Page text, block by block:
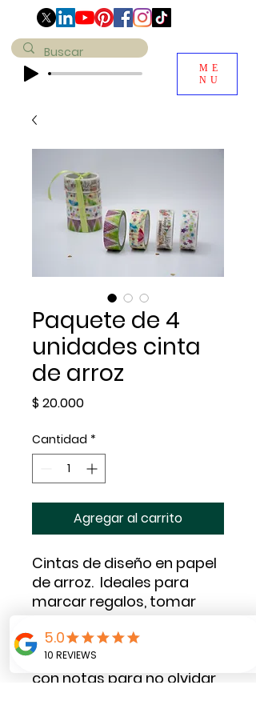
ME
NU
Paquete de 4
unidades cinta
de arroz
$ 20.000Precio
Cantidad *
Agregar al carrito
Cintas de diseño en papel
de arroz. Ideales para
marcar regalos, tomar
tus viajes pegar tickets,
folletos y fotografias junto
con notas para no olvidar